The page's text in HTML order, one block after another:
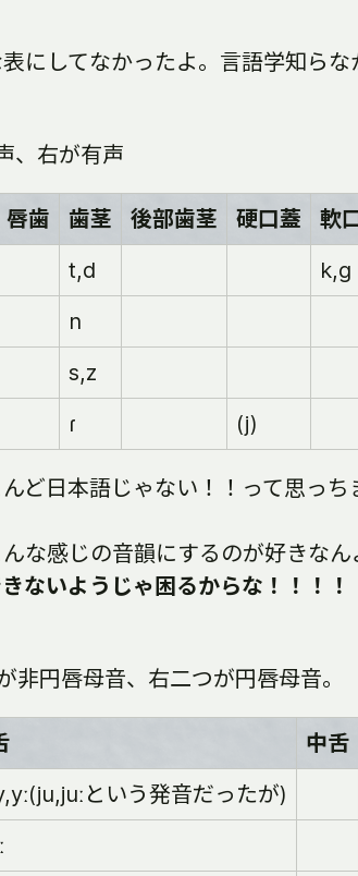
にしてなかったよ。言語学知らな
、右が有声
唇歯 歯茎 後部歯茎 硬口蓋 軟
t,d
k,g
n
s,z
ɾ (j)
ど日本語じゃない！！って思っ
な感じの音韻にするのが好きなん
ないようじゃ困るからな！！！！
非円唇母音、右二つが円唇母音。
中舌
という発音だったが)